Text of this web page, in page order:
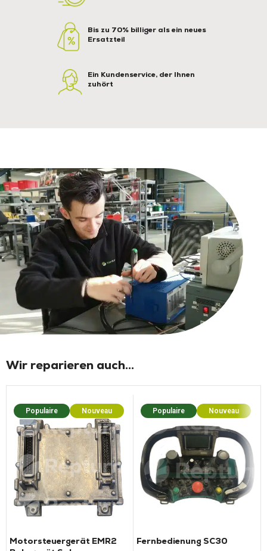
Bis zu 70% billiger als ein neues
Ersatzteil
Ein Kundenservice, der Ihnen
zuhört
Wir reparieren auch...
Populaire Nouveau
Motorsteuergerät EMR2
Populaire Nouveau
Fernbedienung SC30